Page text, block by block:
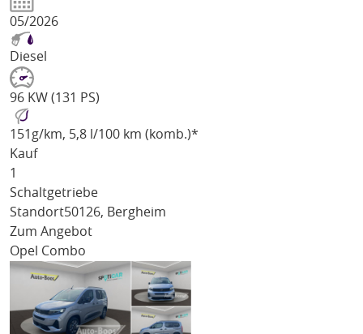
05/2026
Diesel
96 KW (131 PS)
151 g/km, 5,8 l/100 km (komb.)*
Kauf
1
Schaltgetriebe
Standort50126, Bergheim
Zum Angebot
Opel Combo